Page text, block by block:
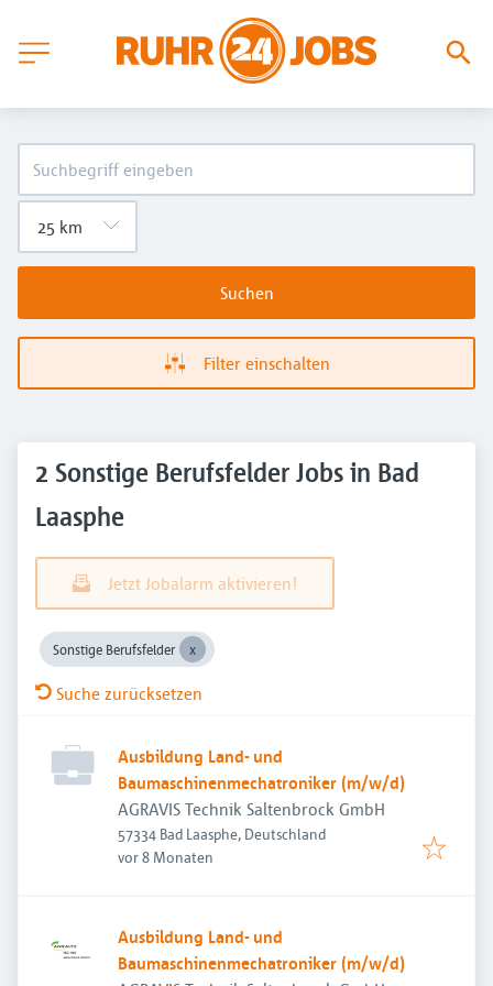
Suchen
Filter einschalten
2 Sonstige Berufsfelder Jobs in Bad
Laasphe
Jetzt Jobalarm aktivieren!
Sonstige Berufsfelder
Suche zurücksetzen
Ausbildung Land- und
Baumaschinenmechatroniker (m/w/d)
AGRAVIS Technik Saltenbrock GmbH
57334 Bad Laasphe, Deutschland
Veröffentlicht:
vor 8 Monaten
Ausbildung Land- und
Baumaschinenmechatroniker (m/w/d)